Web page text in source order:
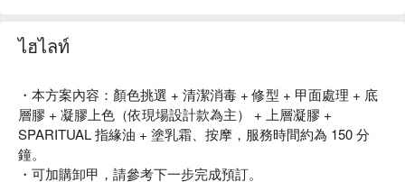
ไฮไลท์
・本方案內容：顏色挑選 + 清潔消毒 + 修型 + 甲面處理 + 底
層膠 + 凝膠上色（依現場設計款為主） + 上層凝膠 +
SPARITUAL 指緣油 + 塗乳霜、按摩，服務時間約為 150 分
鐘。
・可加購卸甲，請參考下一步完成預訂。